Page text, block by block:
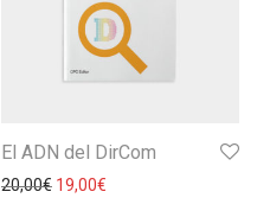
El ADN del DirCom
20,00€ 19,00€